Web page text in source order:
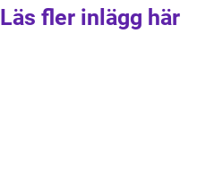
Läs fler inlägg här